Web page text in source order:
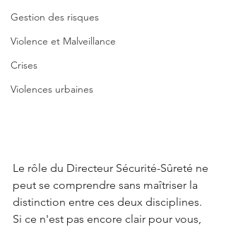
Gestion des risques
Violence et Malveillance
Crises
Violences urbaines
Le rôle du Directeur Sécurité-Sûreté ne
peut se comprendre sans maîtriser la
distinction entre ces deux disciplines.
Si ce n'est pas encore clair pour vous,